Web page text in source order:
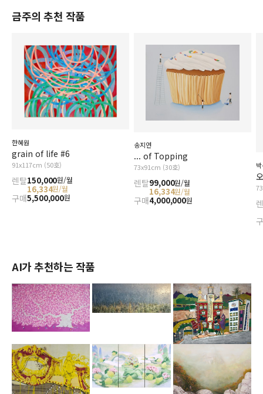
금주의 추천 작품
한혜원
grain of life #6
91x117cm (50호)
렌탈150,000원/월
16,334원/월
구매5,500,000원
송지연
... of Topping
73x91cm (30호)
렌탈99,000원/월
16,334원/월
구매4,000,000원
AI가 추천하는 작품